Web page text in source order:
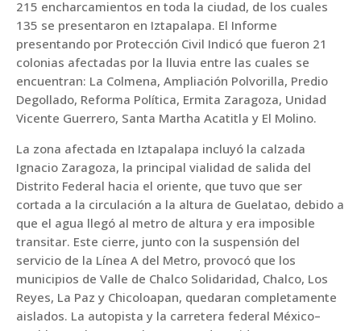
215 encharcamientos en toda la ciudad, de los cuales
135 se presentaron en Iztapalapa. El Informe
presentando por Protección Civil Indicó que fueron 21
colonias afectadas por la lluvia entre las cuales se
encuentran: La Colmena, Ampliación Polvorilla, Predio
Degollado, Reforma Política, Ermita Zaragoza, Unidad
Vicente Guerrero, Santa Martha Acatitla y El Molino.
La zona afectada en Iztapalapa incluyó la calzada
Ignacio Zaragoza, la principal vialidad de salida del
Distrito Federal hacia el oriente, que tuvo que ser
cortada a la circulación a la altura de Guelatao, debido a
que el agua llegó al metro de altura y era imposible
transitar. Este cierre, junto con la suspensión del
servicio de la Línea A del Metro, provocó que los
municipios de Valle de Chalco Solidaridad, Chalco, Los
Reyes, La Paz y Chicoloapan, quedaran completamente
aislados. La autopista y la carretera federal México–